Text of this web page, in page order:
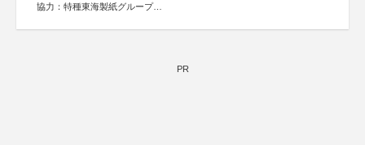
協力：特種東海製紙グループ
PR